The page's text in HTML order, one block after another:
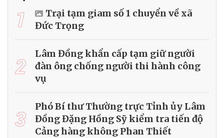
1
Trại tạm giam số 1 chuyển về xã
Đức Trọng
2
Lâm Đồng khẩn cấp tạm giữ người
đàn ông chống người thi hành công
vụ
3
Phó Bí thư Thường trực Tỉnh ủy Lâm
Đồng Đặng Hồng Sỹ kiểm tra tiến độ
Cảng hàng không Phan Thiết